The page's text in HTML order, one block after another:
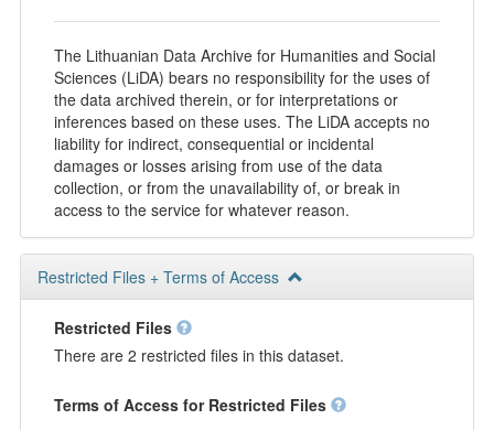
The Lithuanian Data Archive for Humanities and Social
Sciences (LiDA) bears no responsibility for the uses of
the data archived therein, or for interpretations or
inferences based on these uses. The LiDA accepts no
liability for indirect, consequential or incidental
damages or losses arising from use of the data
collection, or from the unavailability of, or break in
access to the service for whatever reason.
Restricted Files + Terms of Access
Restricted Files
There are 2 restricted files in this dataset.
Terms of Access for Restricted Files